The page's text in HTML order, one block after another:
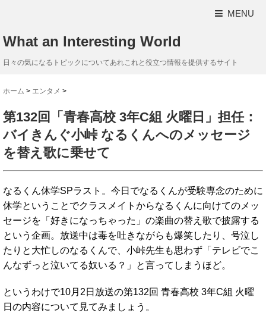
MENU
What an Interesting World
日々の気になるトピックについてあれこれと役立つ情報を提供するサイト
ホーム > エンタメ >
第132回「青春高校 3年C組 火曜日」担任：
バイきんぐ小峠 なるくんへのメッセージ
を替え歌に乗せて
なるくん休学SPラスト。今日でなるくんが受験専念のために
休学ということでクラスメイトからなるくんに向けてのメッ
セージを「好きになっちゃった」の楽曲の替え歌で披露する
という企画。放送中は毒を吐きながらも爆笑したり、号泣し
たりと大忙しのなるくんで、小峠先生も思わず「テレビでこ
んなずっと泣いてる奴いる？」と言ってしまうほど。
というわけで10月2日放送の第132回 青春高校 3年C組 火曜
日の内容について見てみましょう。